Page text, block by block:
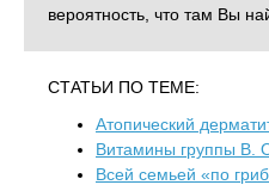
вероятность, что там Вы
СТАТЬИ ПО ТЕМЕ:
Атопический
Витамины группы В.
Всей семьей «по